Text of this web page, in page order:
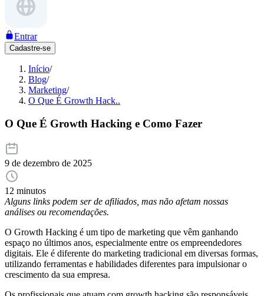
Entrar
Cadastre-se
Início/
Blog/
Marketing/
O Que É Growth Hack..
O Que É Growth Hacking e Como Fazer
9 de dezembro de 2025
12 minutos
Alguns links podem ser de afiliados, mas não afetam nossas
análises ou recomendações.
O Growth Hacking é um tipo de marketing que vêm ganhando
espaço no últimos anos, especialmente entre os empreendedores
digitais. Ele é diferente do marketing tradicional em diversas formas,
utilizando ferramentas e habilidades diferentes para impulsionar o
crescimento da sua empresa.